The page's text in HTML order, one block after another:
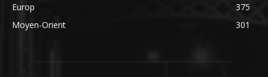
Europ
375
Moyen-Orient
301